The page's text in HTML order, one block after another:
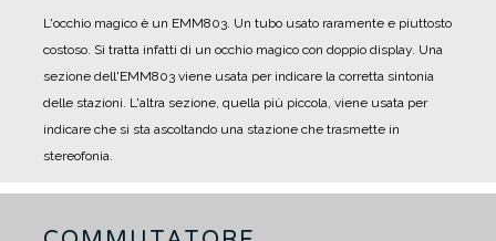
L'occhio magico è un EMM803. Un tubo usato raramente e piuttosto
costoso. Si tratta infatti di un occhio magico con doppio display. Una
sezione dell'EMM803 viene usata per indicare la corretta sintonia
delle stazioni. L'altra sezione, quella più piccola, viene usata per
indicare che si sta ascoltando una stazione che trasmette in
stereofonia.